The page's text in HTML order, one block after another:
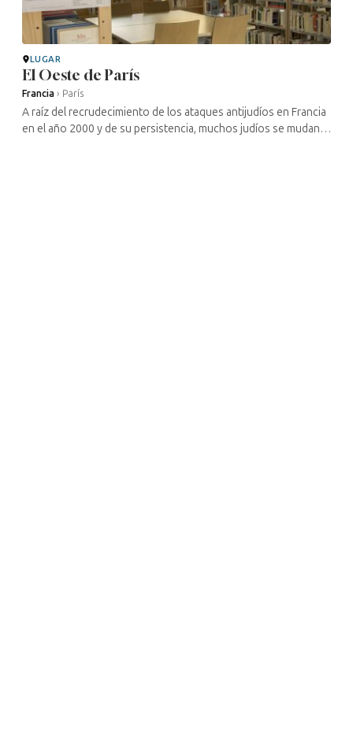
LUGAR
El Oeste de París
Francia › París
A raíz del recrudecimiento de los ataques antijudíos en Francia
en el año 2000 y de su persistencia, muchos judíos se mudan,